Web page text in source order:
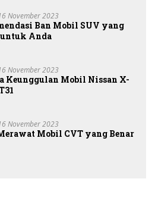
November 2023
Ban Mobil SUV yang
untuk Anda
November 2023
Keunggulan Mobil Nissan X-
November 2023
Mobil CVT yang Benar